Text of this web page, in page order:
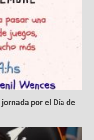
por el Día de